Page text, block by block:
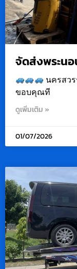
จัดส่งพระน
นครสว
ขอบคุณที
ดูเพิ่มเติม »
01/07/2026